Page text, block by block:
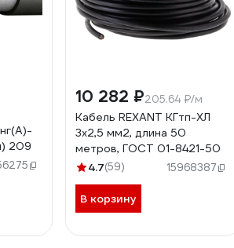
209
10 282 ₽205.64 ₽/м
Кабель REXANT КГтп-ХЛ
3х2,5 мм2, длина 50
метров, ГОСТ 01-8421-50
4.7(59) 15968387
В корзину